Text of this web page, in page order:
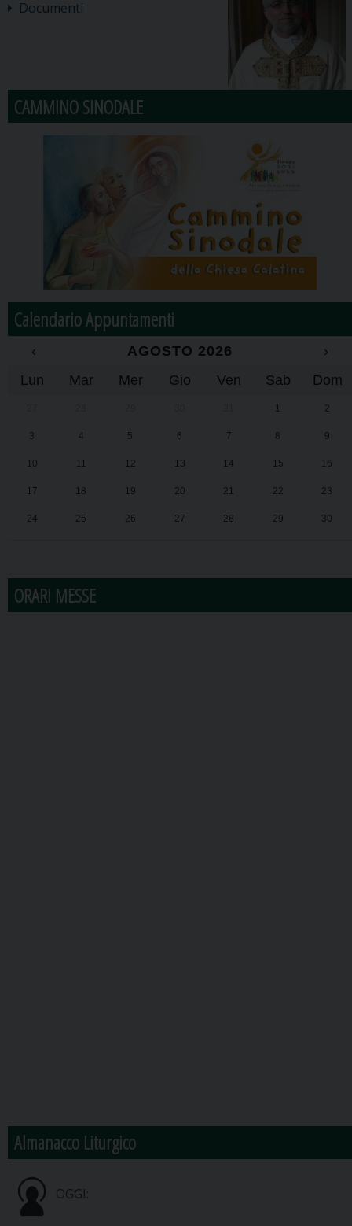
Documenti
CAMMINO SINODALE
Calendario Appuntamenti
‹ AGOSTO 2026
›
Lun
Mar Mer Gio Ven Sab Dom
1 2
3 4 5 6 7 8 9
10 11 12 13 14 15 16
17 18 19 20 21 22 23
24 25 26 27 28 29 30
ORARI MESSE
Almanacco Liturgico
OGGI: